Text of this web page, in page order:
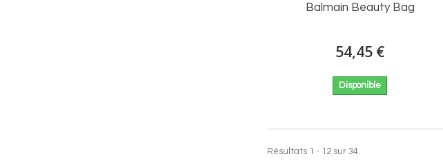
Balmain Beauty Bag
54,45 €
Disponible
Résultats 1 - 12 sur 34.